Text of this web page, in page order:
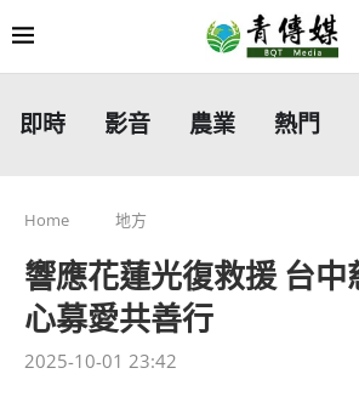
即時 影音 農業 熱門
Home 地方
響應花蓮光復救援 台中
心募愛共善行
2025-10-01 23:42